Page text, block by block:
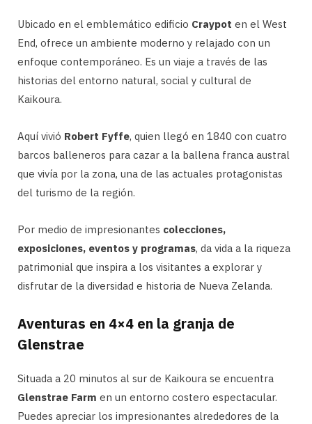
Ubicado en el emblemático edificio Craypot en el West
End, ofrece un ambiente moderno y relajado con un
enfoque contemporáneo. Es un viaje a través de las
historias del entorno natural, social y cultural de
Kaikoura.
Aquí vivió Robert Fyffe, quien llegó en 1840 con cuatro
barcos balleneros para cazar a la ballena franca austral
que vivía por la zona, una de las actuales protagonistas
del turismo de la región.
Por medio de impresionantes colecciones,
exposiciones, eventos y programas, da vida a la riqueza
patrimonial que inspira a los visitantes a explorar y
disfrutar de la diversidad e historia de Nueva Zelanda.
Aventuras en 4×4 en la granja de
Glenstrae
Situada a 20 minutos al sur de Kaikoura se encuentra
Glenstrae Farm en un entorno costero espectacular.
Puedes apreciar los impresionantes alrededores de la